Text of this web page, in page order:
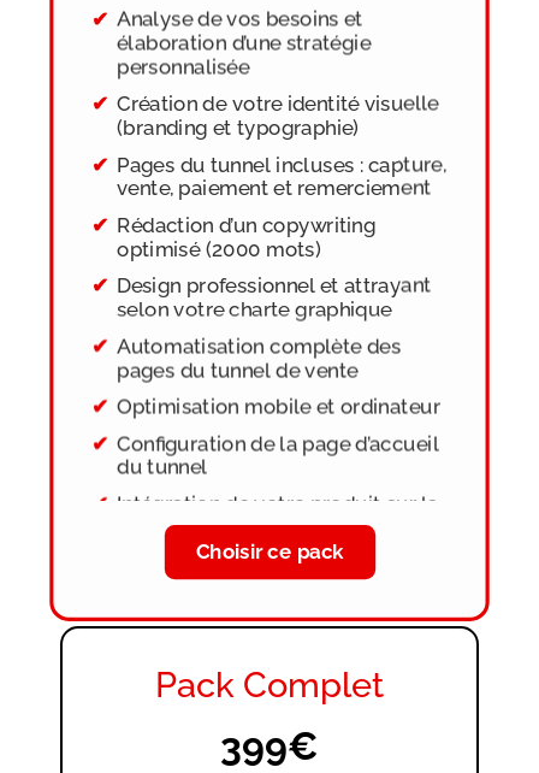
Analyse de vos besoins et
élaboration d’une stratégie
personnalisée
Création de votre identité visuelle
(branding et typographie)
Pages du tunnel incluses : capture,
vente, paiement et remerciement
Rédaction d’un copywriting
optimisé (2000 mots)
Design professionnel et attrayant
selon votre charte graphique
Automatisation complète des
pages du tunnel de vente
Optimisation mobile et ordinateur
Configuration de la page d’accueil
du tunnel
Intégration de votre produit sur la
page de vente
Ajout du favicon
validation finale
Choisir ce pack
Pack Complet
399€